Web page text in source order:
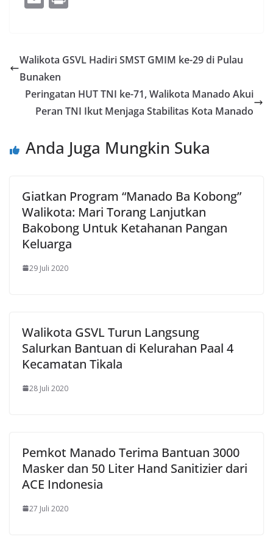
o
k
er dI A
p
n
er
l
Walikota GSVL Hadiri SMST GMIM ke-29 di Pulau
Bunaken
Peringatan HUT TNI ke-71, Walikota Manado Akui
Peran TNI Ikut Menjaga Stabilitas Kota Manado
Anda Juga Mungkin Suka
Giatkan Program “Manado Ba Kobong”
Walikota: Mari Torang Lanjutkan
Bakobong Untuk Ketahanan Pangan
Keluarga
29 Juli 2020
Walikota GSVL Turun Langsung
Salurkan Bantuan di Kelurahan Paal 4
Kecamatan Tikala
28 Juli 2020
Pemkot Manado Terima Bantuan 3000
Masker dan 50 Liter Hand Sanitizier dari
ACE Indonesia
27 Juli 2020